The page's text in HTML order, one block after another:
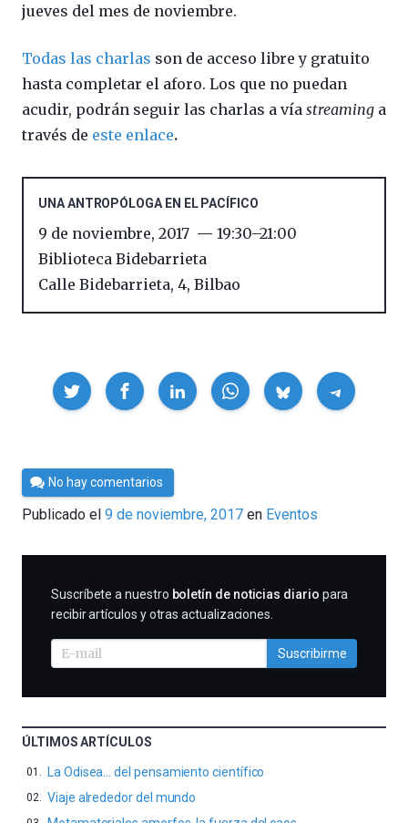
jueves del mes de noviembre.
Todas las charlas son de acceso libre y gratuito
hasta completar el aforo. Los que no puedan
acudir, podrán seguir las charlas a vía streaming a
través de este enlace.
UNA ANTROPÓLOGA EN EL PACÍFICO
9 de noviembre, 2017 19:30–21:00
Biblioteca Bidebarrieta
Calle Bidebarrieta, 4, Bilbao
Compartir
Por
Cultura
Cientifica
No hay comentarios
Publicado el 9 de noviembre, 2017 en Eventos
SUSCRIBIRME
Suscríbete a nuestro boletín de noticias diario para
recibir artículos y otras actualizaciones.
Suscribirme
ÚLTIMOS ARTÍCULOS
La Odisea… del pensamiento científico
Viaje alrededor del mundo